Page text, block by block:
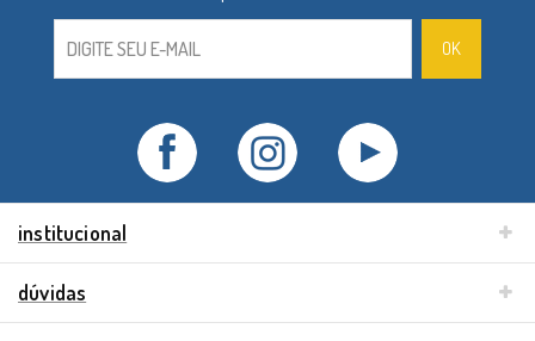
institucional
dúvidas